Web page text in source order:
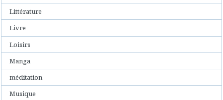
Littérature
Livre
Loisirs
Manga
méditation
Musique